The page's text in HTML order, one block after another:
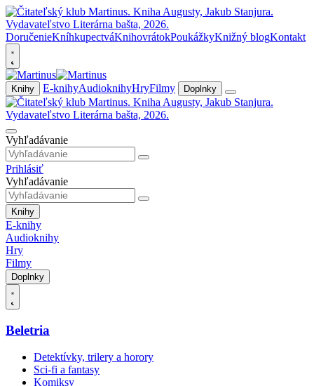
DoručenieKníhkupectváKnihovrátokPoukážkyKnižný blogKontakt
Knihy E-knihyAudioknihyHryFilmy Doplnky
Vyhľadávanie
Prihlásiť
Vyhľadávanie
Knihy
E-knihy
Audioknihy
Hry
Filmy
Doplnky
Beletria
Detektívky, trilery a horory
Sci-fi a fantasy
Komiksy